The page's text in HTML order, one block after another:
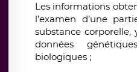
Les informations
l’examen d’une
substance
données
biologiques ;